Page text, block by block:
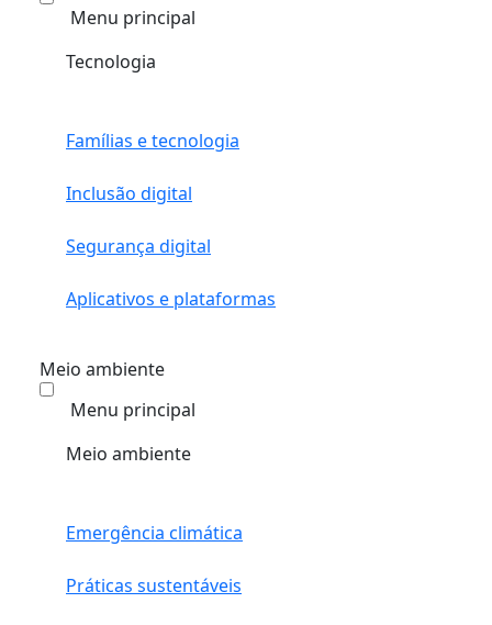
Menu principal
Tecnologia
Famílias e tecnologia
Inclusão digital
Segurança digital
Aplicativos e plataformas
Meio ambiente
Menu principal
Meio ambiente
Emergência climática
Práticas sustentáveis